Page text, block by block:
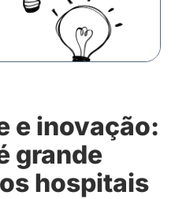
e inovação:
grande
hospitais